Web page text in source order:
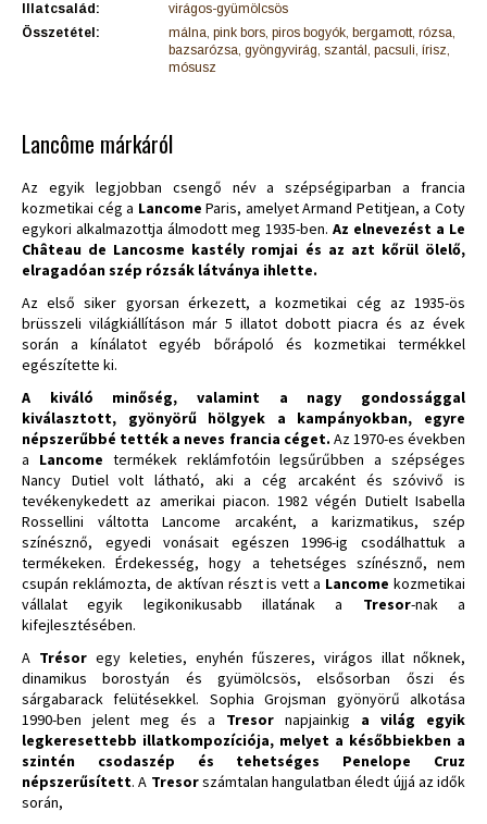
Illatcsalád:
virágos-gyümölcsös
Összetétel:
málna, pink bors, piros bogyók, bergamott, rózsa,
bazsarózsa, gyöngyvirág, szantál, pacsuli, írisz,
mósusz
Lancôme márkáról
Az egyik legjobban csengő név a szépségiparban a francia
kozmetikai cég a Lancome Paris, amelyet Armand Petitjean, a Coty
egykori alkalmazottja álmodott meg 1935-ben. Az elnevezést a Le
Château de Lancosme kastély romjai és az azt kőrül ölelő,
elragadóan szép rózsák látványa ihlette.
Az első siker gyorsan érkezett, a kozmetikai cég az 1935-ös
brüsszeli világkiállításon már 5 illatot dobott piacra és az évek
során a kínálatot egyéb bőrápoló és kozmetikai termékkel
egészítette ki.
A kiváló minőség, valamint a nagy gondossággal
kiválasztott, gyönyörű hölgyek a kampányokban, egyre
népszerűbbé tették a neves francia céget. Az 1970-es években
a Lancome termékek reklámfotóin legsűrűbben a szépséges
Nancy Dutiel volt látható, aki a cég arcaként és szóvivő is
tevékenykedett az amerikai piacon. 1982 végén Dutielt Isabella
Rossellini váltotta Lancome arcaként, a karizmatikus, szép
színésznő, egyedi vonásait egészen 1996-ig csodálhattuk a
termékeken. Érdekesség, hogy a tehetséges színésznő, nem
csupán reklámozta, de aktívan részt is vett a Lancome kozmetikai
vállalat egyik legikonikusabb illatának a Tresor-nak a
kifejlesztésében.
A Trésoregy keleties, enyhén fűszeres, virágos illat nőknek,
dinamikus borostyán és gyümölcsös, elsősorban őszi és
sárgabarack felütésekkel. Sophia Grojsman gyönyörű alkotása
1990-ben jelent meg és a Tresor napjainkig a világ egyik
legkeresettebb illatkompozíciója, melyet a későbbiekben a
szintén csodaszép és tehetséges Penelope Cruz
népszerűsített. A Tresorszámtalan hangulatban éledt újjá az idők
során,